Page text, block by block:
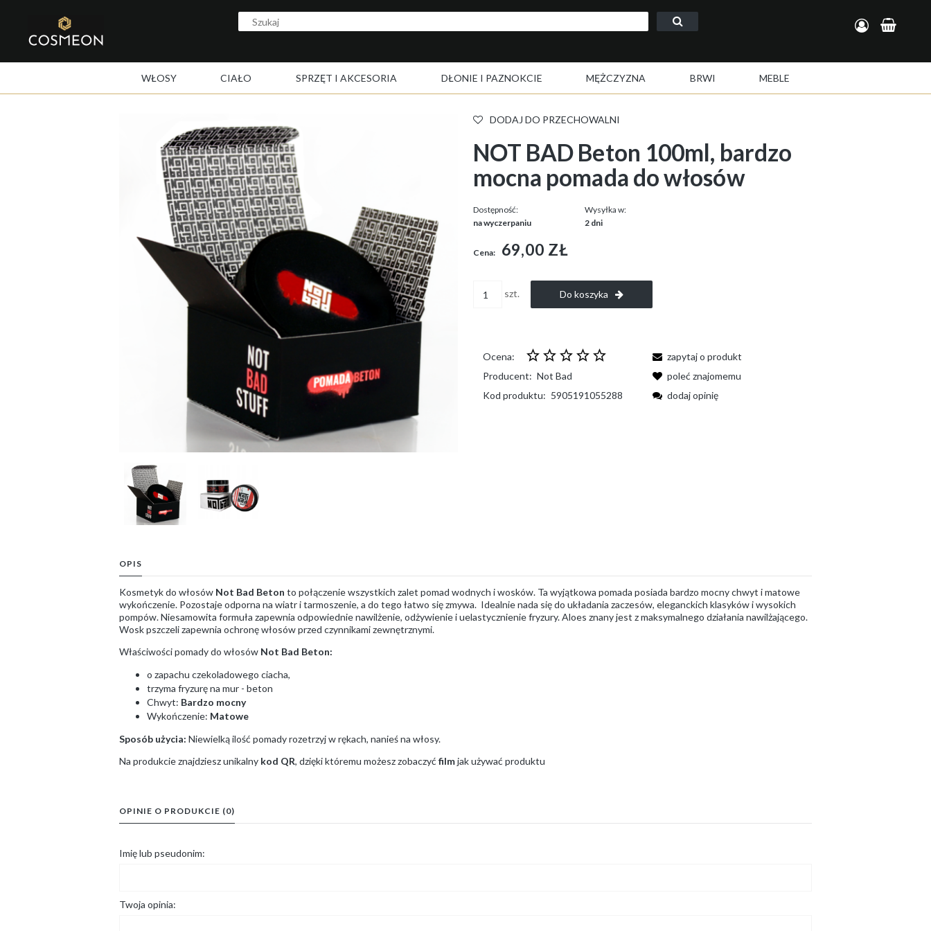
WŁOSY CIAŁO SPRZĘT I AKCESORIA DŁONIE I PAZNOKCIE MĘŻCZYZNA BRWI MEBLE
DODAJ DO PRZECHOWALNI
NOT BAD Beton 100ml, bardzo
mocna pomada do włosów
Dostępność:
na wyczerpaniu
Wysyłka w:
2 dni
Cena: 69,00 ZŁ
szt. Do koszyka
Ocena:
Producent: Not Bad
Kod produktu: 5905191055288
zapytaj o produkt
poleć znajomemu
dodaj opinię
OPIS
Kosmetyk do włosów Not Bad Beton to połączenie wszystkich zalet pomad wodnych i wosków. Ta wyjątkowa pomada posiada bardzo mocny chwyt i matowe
wykończenie. Pozostaje odporna na wiatr i tarmoszenie, a do tego łatwo się zmywa. Idealnie nada się do układania zaczesów, eleganckich klasyków i wysokich
pompów. Niesamowita formuła zapewnia odpowiednie nawilżenie, odżywienie i uelastycznienie fryzury. Aloes znany jest z maksymalnego działania nawilżającego.
Wosk pszczeli zapewnia ochronę włosów przed czynnikami zewnętrznymi.
Właściwości pomady do włosów Not Bad Beton:
o zapachu czekoladowego ciacha,
trzyma fryzurę na mur - beton
Chwyt: Bardzo mocny
Wykończenie: Matowe
Sposób użycia: Niewielką ilość pomady rozetrzyj w rękach, nanieś na włosy.
Na produkcie znajdziesz unikalny kod QR, dzięki któremu możesz zobaczyć filmjak używać produktu
OPINIE O PRODUKCIE (0)
Imię lub pseudonim:
Twoja opinia: